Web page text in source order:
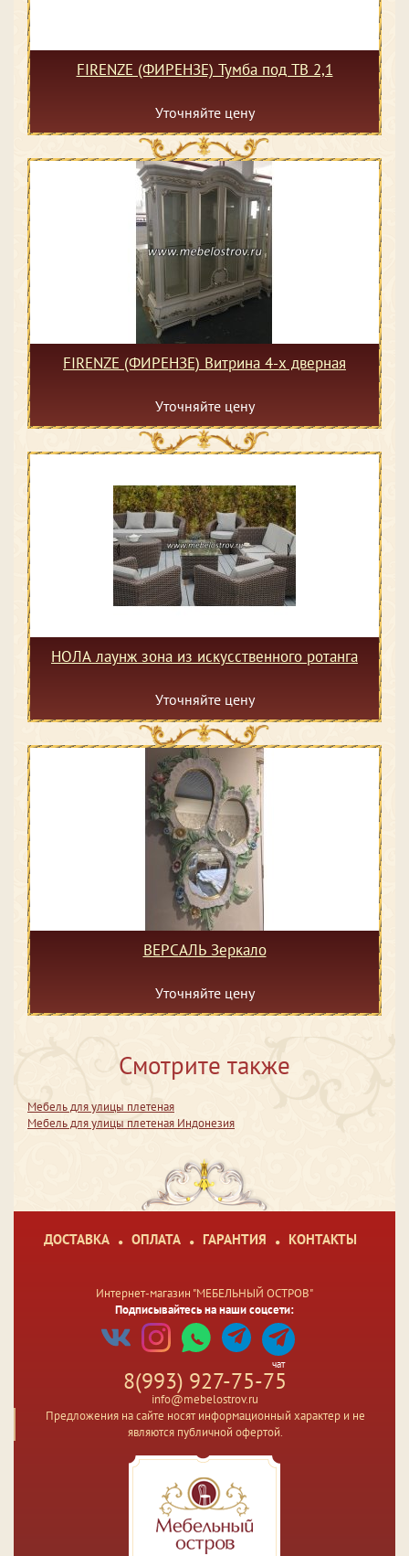
FIRENZE (ФИРЕНЗЕ) Тумба под ТВ 2,1
Уточняйте цену
FIRENZE (ФИРЕНЗЕ) Витрина 4-х дверная
Уточняйте цену
НОЛА лаунж зона из искусственного ротанга
Уточняйте цену
ВЕРСАЛЬ Зеркало
Уточняйте цену
Смотрите также
Мебель для улицы плетеная
Мебель для улицы плетеная Индонезия
ДОСТАВКА ОПЛАТА ГАРАНТИЯ КОНТАКТЫ
Интернет-магазин "МЕБЕЛЬНЫЙ ОСТРОВ"
Подписывайтесь на наши соцсети:
чат
8(993) 927-75-75
info@mebelostrov.ru
Предложения на сайте носят информационный характер и не
являются публичной офертой.